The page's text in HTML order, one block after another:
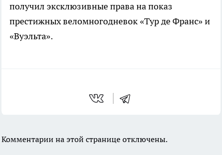
получил эксклюзивные права на показ
престижных веломногодневок «Тур де Франс» и
«Вуэльта».
Комментарии на этой странице отключены.